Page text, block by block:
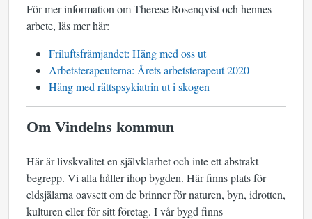
För mer information om Therese Rosenqvist och hennes
arbete, läs mer här:
Friluftsfrämjandet: Häng med oss ut
Arbetsterapeuterna: Årets arbetsterapeut 2020
Häng med rättspsykiatrin ut i skogen
Om Vindelns kommun
Här är livskvalitet en självklarhet och inte ett abstrakt
begrepp. Vi alla håller ihop bygden. Här finns plats för
eldsjälarna oavsett om de brinner för naturen, byn, idrotten,
kulturen eller för sitt företag. I vår bygd finns